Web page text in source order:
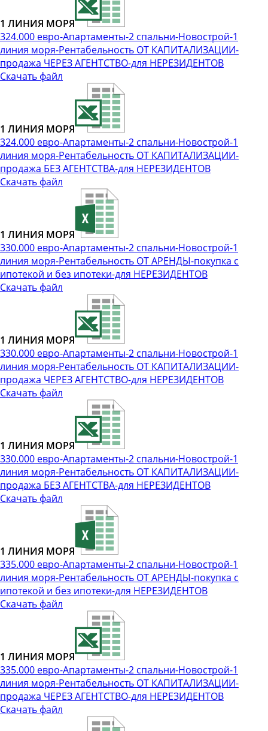
1 ЛИНИЯ МОРЯ
324.000 евро-Апартаменты-2 спальни-Новострой-1
линия моря-Рентабельность ОТ КАПИТАЛИЗАЦИИ-
продажа ЧЕРЕЗ АГЕНТСТВО-для НЕРЕЗИДЕНТОВ
Скачать файл
1 ЛИНИЯ МОРЯ
324.000 евро-Апартаменты-2 спальни-Новострой-1
линия моря-Рентабельность ОТ КАПИТАЛИЗАЦИИ-
продажа БЕЗ АГЕНТСТВА-для НЕРЕЗИДЕНТОВ
Скачать файл
1 ЛИНИЯ МОРЯ
330.000 евро-Апартаменты-2 спальни-Новострой-1
линия моря-Рентабельность ОТ АРЕНДЫ-покупка с
ипотекой и без ипотеки-для НЕРЕЗИДЕНТОВ
Скачать файл
1 ЛИНИЯ МОРЯ
330.000 евро-Апартаменты-2 спальни-Новострой-1
линия моря-Рентабельность ОТ КАПИТАЛИЗАЦИИ-
продажа ЧЕРЕЗ АГЕНТСТВО-для НЕРЕЗИДЕНТОВ
Скачать файл
1 ЛИНИЯ МОРЯ
330.000 евро-Апартаменты-2 спальни-Новострой-1
линия моря-Рентабельность ОТ КАПИТАЛИЗАЦИИ-
продажа БЕЗ АГЕНТСТВА-для НЕРЕЗИДЕНТОВ
Скачать файл
1 ЛИНИЯ МОРЯ
335.000 евро-Апартаменты-2 спальни-Новострой-1
линия моря-Рентабельность ОТ АРЕНДЫ-покупка с
ипотекой и без ипотеки-для НЕРЕЗИДЕНТОВ
Скачать файл
1 ЛИНИЯ МОРЯ
335.000 евро-Апартаменты-2 спальни-Новострой-1
линия моря-Рентабельность ОТ КАПИТАЛИЗАЦИИ-
продажа ЧЕРЕЗ АГЕНТСТВО-для НЕРЕЗИДЕНТОВ
Скачать файл